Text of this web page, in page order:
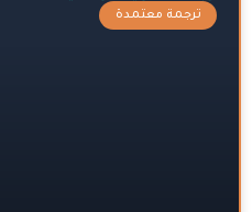
ترجمة معتمدة